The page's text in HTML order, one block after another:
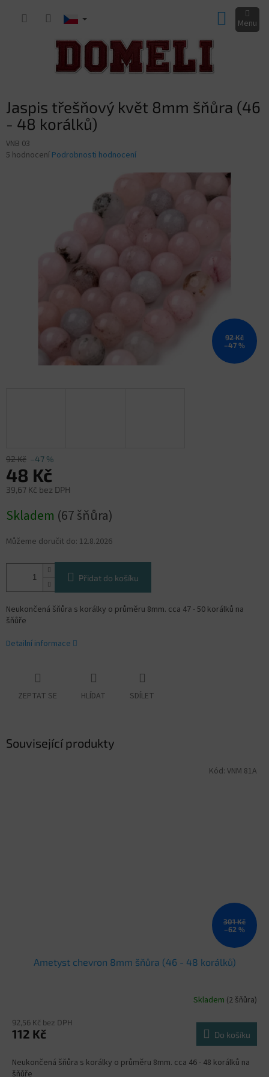
KOŠÍK
Jaspis třešňový květ 8mm šňůra (46
- 48 korálků)
VNB 03
Průměrné
5 hodnocení Podrobnosti hodnocení
92 Kč
–47 %
92 Kč –47 %
48 Kč
39,67 Kč bez DPH
cena:
Skladem (67 šňůra)
Můžeme doručit do: 12.8.2026
Přidat do košíku
Neukončená šňůra s korálky o průměru 8mm. cca 47 - 50 korálků na
šňůře
Detailní informace
ZEPTAT SE HLÍDAT SDÍLET
Související produkty
301 Kč
–62 %
Ametyst chevron 8mm šňůra (46 - 48 korálků)
Skladem (2 šňůra)
92,56 Kč bez DPH
112 Kč Do košíku
Neukončená šňůra s korálky o průměru 8mm. cca 46 - 48 korálků na
šňůře
Kód: VNM 81A